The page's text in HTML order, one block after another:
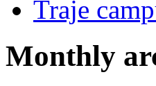
Traje
Monthly